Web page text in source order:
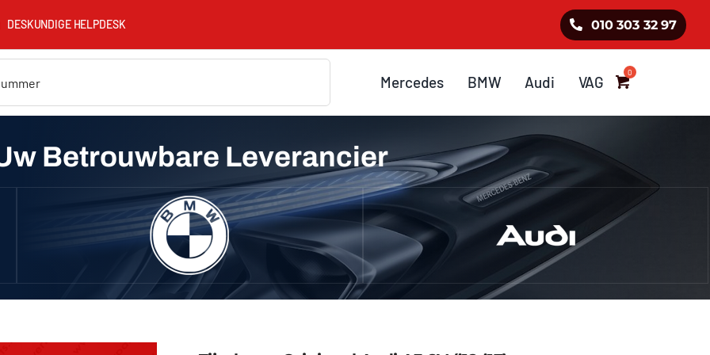
DESKUNDIGE HELPDESK 010 303 32 97
Mercedes BMW Audi VAG
Betrouwbare Leverancier